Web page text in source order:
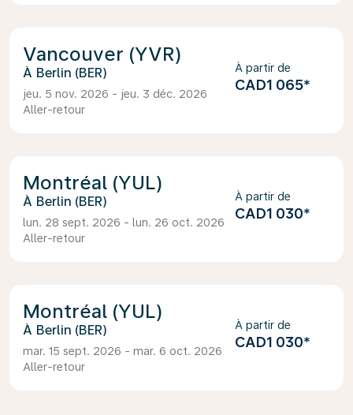
Vancouver (YVR)
Berlin (BER)
jeu. 5 nov. 2026 - jeu. 3 déc. 2026
Aller-retour
À partir de
CAD1 065*
Montréal (YUL)
Berlin (BER)
lun. 28 sept. 2026 - lun. 26 oct. 2026
Aller-retour
À partir de
CAD1 030*
Montréal (YUL)
Berlin (BER)
mar. 15 sept. 2026 - mar. 6 oct. 2026
Aller-retour
À partir de
CAD1 030*